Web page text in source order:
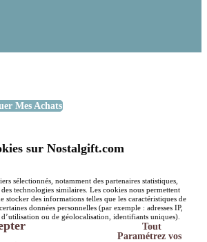
Mes Achats
sur Nostalgift.com
sélectionnés, notamment des partenaires statistiques,
technologies similaires. Les cookies nous permettent
stocker des informations telles que les caractéristiques de
données personnelles (par exemple : adresses IP,
ou de géolocalisation, identifiants uniques).
Tout
Paramétrez vos